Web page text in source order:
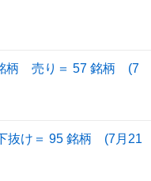
柄 売り＝ 57 銘柄 (7
抜け＝ 95 銘柄 (7月21